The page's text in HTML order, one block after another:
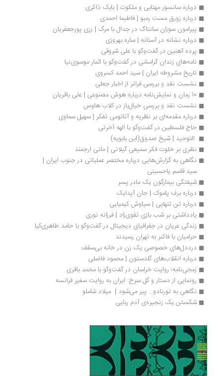
درباره سانسور مهتابی و ملکوت | بابک ذاکری
درباره زورق مست رمبو | فاطیما احمدی
پیرامون سوزان سانتاگ در جدال با مرگ | زری پورجعفریان
درباره نشانه در آستانه | ساره بهروزی
پرده آهنین در گفت‌وگو با علی شروقی
نامه‌های زندان گرامشی در گفت‌وگو با اثمار موسوی‌نیا
تاریخ مشروطه ایران | سید احمد کسروی
نشست نقد و بررسی فراتر از اخبار جعلی
نشست نقد و بررسی خیال‌باز در کلاب هاوس
درباره مقدمه‌ای بر نظریه و آناتومی تفکر | سهیل سماوی
حاج فلسطین در گفت‌وگو با الهه آخرتی
التوحید | شیخ صدوق(ابن بابویه)
نظری بر خلوت فکر سمیعی گیلانی | مانی ارجمند
نگاهی به گزارش‌هایی درباره مختصر عملیاتی در جنوب ایران |
سید قاسم یاحسینی
شیفتگی بیمارگون یک مادر پسر
درباره برف پاموک | جان آپدایک
درباره تن تنهایی | سیاوش کیمیایی
یادداشتی بر شب بازی تقوی‌زاد | فرزانه نوری
زندگی عریان در جغرافیای دیجیتال در گفت‌وگو با حامد طاهری‌کیا
حرامیان با فاکنر به تهران رسیدند
درددل‌های خصوصی یک زن در خانه‌ بی‌سقف
درباره انقلاب‌های گلدستون | محمود فاضلی
زَمجی­‌نامه؛ روایت خراسان در گفت‌وگو با محمد باقری
رونمایی از دستار و گل سرخ: ایران به روایت سفیر فرانسه
نگاهی به تورنادو... پیر می‌شود |  میلاد شاملو
شکستن یک زنجیره‌ی آدم ربایی